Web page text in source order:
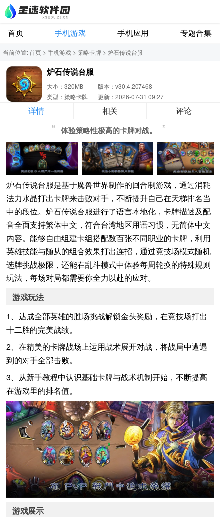
首页 手机游戏 手机应用 专题合集
当前位置:首页 > 手机游戏 > 策略卡牌 > 炉石传说台服
炉石传说台服
大小：320MB
版本：v30.4.207468
类型：策略卡牌
更新：2026-07-31 09:27
详情 相关 评论
体验策略性极高的卡牌对战。
炉石传说台服是基于魔兽世界制作的回合制游戏，通过消耗
法力水晶打出卡牌来击败对手，不断提升自己在天梯排名当
中的段位。炉石传说台服进行了语言本地化，卡牌描述及配
音全面支持‌繁体中文‌，符合台湾地区用语习惯，无简体中文
内容。能够自由组建卡组搭配数百张不同职业的卡牌，利用
英雄技能与随从的组合效果打出连招，通过竞技场模式随机
选牌挑战极限，还能在乱斗模式中体验每周轮换的特殊规则
玩法，每场对局都需要你全力以赴的应对。
游戏玩法
1、达成全部英雄的胜场挑战解锁金头奖励，在竞技场打出
十二胜的完美战绩。
2、在精美的卡牌战场上运用战术展开对战，将战局中遭遇
到的对手全部击败。
3、从新手教程中认识基础卡牌与战术机制开始，不断提高
在游戏里的排名值。
游戏展示